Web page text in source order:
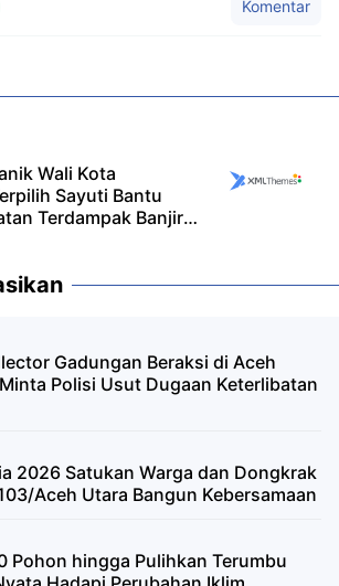
Komentar
Wali Kota
Sayuti Bantu
Terdampak Banjir
Gadungan Beraksi di Aceh
Polisi Usut Dugaan Keterlibatan
2026 Satukan Warga dan Dongkrak
Aceh Utara Bangun Kebersamaan
Pohon hingga Pulihkan Terumbu